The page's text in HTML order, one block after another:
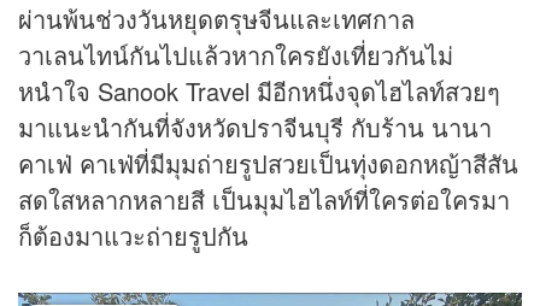
ผ่านพ้นช่วงวันหยุดตรุษจีนและเทศกาล
วาเลนไทน์กันไปแล้วหากใครยังเที่ยวกันไม่
หนำใจ Sanook Travel มีอีกหนึ่งจุดไฮไลท์สวยๆ
มาแนะนำกันที่จังหวัดปราจีนบุรี กับร้าน นานา
คาเฟ่ คาเฟ่ที่มีมุมถ่ายรูปสวยเป็นทุ่งดอกหญ้าสีสัน
สดใสหลากหลายสี เป็นมุมไฮไลท์ที่ใครต่อใครมา
ก็ต้องมาแวะถ่ายรูปกัน